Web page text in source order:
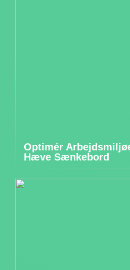
Optimér
Hæve Sænkebord